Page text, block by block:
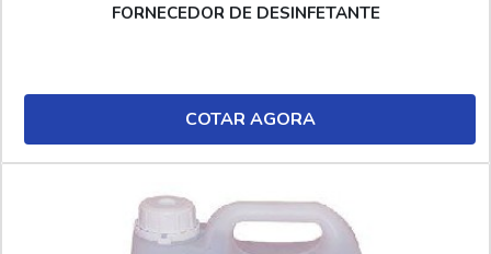
FORNECEDOR DE DESINFETANTE
COTAR AGORA